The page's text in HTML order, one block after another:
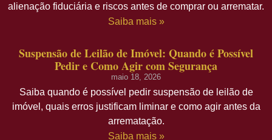
alienação fiduciária e riscos antes de comprar ou arrematar.
Saiba mais »
Suspensão de Leilão de Imóvel: Quando é Possível
Pedir e Como Agir com Segurança
maio 18, 2026
Saiba quando é possível pedir suspensão de leilão de
imóvel, quais erros justificam liminar e como agir antes da
arrematação.
Saiba mais »